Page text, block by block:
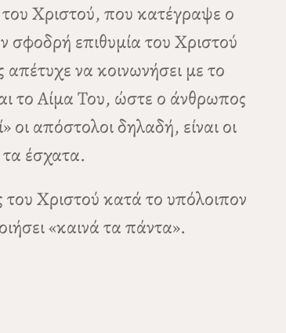
Χριστού, που κατέγραψε ο
σφοδρή επιθυμία του Χριστού
να κοινωνήσει με το
το Αίμα Του, ώστε ο άνθρωπος
απόστολοι δηλαδή, είναι οι
έσχατα.
Χριστού κατά το υπόλοιπον
«καινά τα πάντα».